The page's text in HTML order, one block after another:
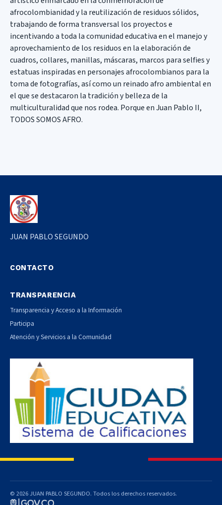
afrocolombianidad y la reutilización de residuos sólidos,
trabajando de forma transversal los proyectos e
incentivando a toda la comunidad educativa en el manejo y
aprovechamiento de los residuos en la elaboración de
cuadros, collares, manillas, máscaras, marcos para selfies y
estatuas inspiradas en personajes afrocolombianos para la
toma de fotografías, así como un reinado afro ambiental en
el que se destacaron la tradición y belleza de la
multiculturalidad que nos rodea. Porque en Juan Pablo II,
TODOS SOMOS AFRO.
JUAN PABLO SEGUNDO
CONTACTO
TRANSPARENCIA
Transparencia y Acceso a la Información
Participa
Atención y Servicios a la Comunidad
© 2026 JUAN PABLO SEGUNDO. Todos los derechos reservados.